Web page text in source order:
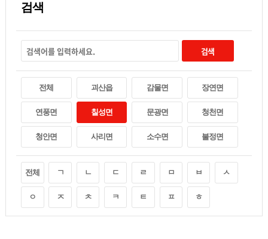
검색
검색
전체 괴산읍 감물면 장연면
연풍면 칠성면 문광면 청천면
청안면 사리면 소수면 불정면
전체 ㄱ ㄴ ㄷ ㄹ ㅁ ㅂ ㅅ
ㅇ ㅈ ㅊ ㅋ ㅌ ㅍ ㅎ